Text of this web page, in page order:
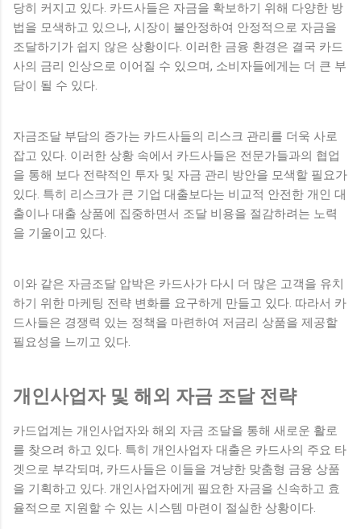
당히 커지고 있다. 카드사들은 자금을 확보하기 위해 다양한 방
법을 모색하고 있으나, 시장이 불안정하여 안정적으로 자금을
조달하기가 쉽지 않은 상황이다. 이러한 금융 환경은 결국 카드
사의 금리 인상으로 이어질 수 있으며, 소비자들에게는 더 큰 부
담이 될 수 있다.
자금조달 부담의 증가는 카드사들의 리스크 관리를 더욱 사로
잡고 있다. 이러한 상황 속에서 카드사들은 전문가들과의 협업
을 통해 보다 전략적인 투자 및 자금 관리 방안을 모색할 필요가
있다. 특히 리스크가 큰 기업 대출보다는 비교적 안전한 개인 대
출이나 대출 상품에 집중하면서 조달 비용을 절감하려는 노력
을 기울이고 있다.
이와 같은 자금조달 압박은 카드사가 다시 더 많은 고객을 유치
하기 위한 마케팅 전략 변화를 요구하게 만들고 있다. 따라서 카
드사들은 경쟁력 있는 정책을 마련하여 저금리 상품을 제공할
필요성을 느끼고 있다.
개인사업자 및 해외 자금 조달 전략
카드업계는 개인사업자와 해외 자금 조달을 통해 새로운 활로
를 찾으려 하고 있다. 특히 개인사업자 대출은 카드사의 주요 타
겟으로 부각되며, 카드사들은 이들을 겨냥한 맞춤형 금융 상품
을 기획하고 있다. 개인사업자에게 필요한 자금을 신속하고 효
율적으로 지원할 수 있는 시스템 마련이 절실한 상황이다.